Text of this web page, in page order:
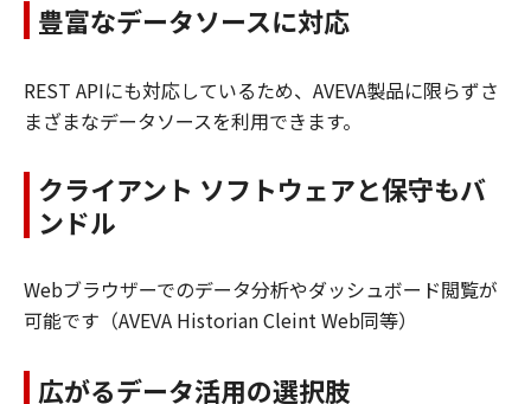
豊富なデータソースに対応
REST APIにも対応しているため、AVEVA製品に限らずさ
まざまなデータソースを利用できます。
クライアント ソフトウェアと保守もバ
ンドル
Webブラウザーでのデータ分析やダッシュボード閲覧が
可能です（AVEVA Historian Cleint Web同等）
広がるデータ活用の選択肢